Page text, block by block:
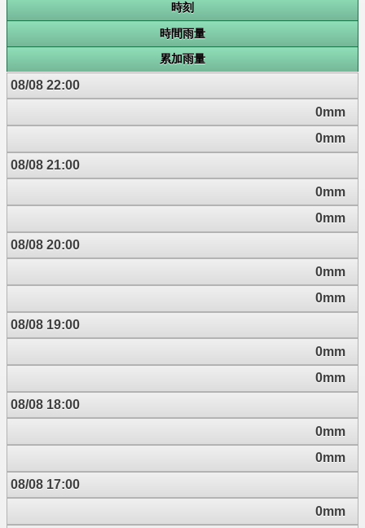
時刻
時間雨量
累加雨量
08/08 22:00
0mm
0mm
08/08 21:00
0mm
0mm
08/08 20:00
0mm
0mm
08/08 19:00
0mm
0mm
08/08 18:00
0mm
0mm
08/08 17:00
0mm